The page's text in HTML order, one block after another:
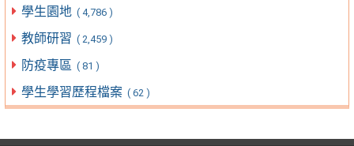
學生園地 ( 4,786 )
教師研習 ( 2,459 )
防疫專區 ( 81 )
學生學習歷程檔案 ( 62 )